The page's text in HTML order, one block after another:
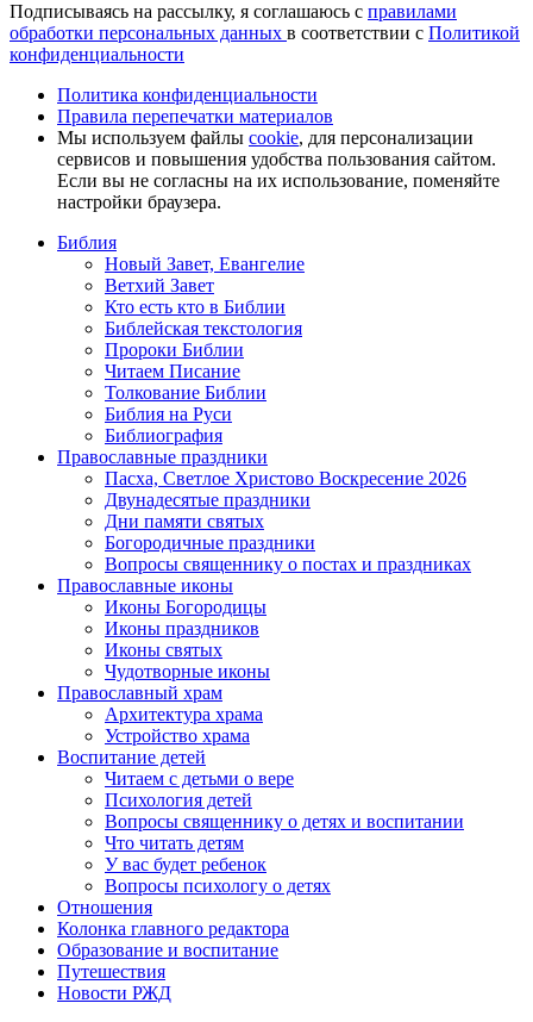
Подписываясь на рассылку, я соглашаюсь с правилами
обработки персональных данных в соответствии с Политикой
конфиденциальности
Политика конфиденциальности
Правила перепечатки материалов
Мы используем файлы cookie, для персонализации
сервисов и повышения удобства пользования сайтом.
Если вы не согласны на их использование, поменяйте
настройки браузера.
Библия
Новый Завет, Евангелие
Ветхий Завет
Кто есть кто в Библии
Библейская текстология
Пророки Библии
Читаем Писание
Толкование Библии
Библия на Руси
Библиография
Православные праздники
Пасха, Светлое Христово Воскресение 2026
Двунадесятые праздники
Дни памяти святых
Богородичные праздники
Вопросы священнику о постах и праздниках
Православные иконы
Иконы Богородицы
Иконы праздников
Иконы святых
Чудотворные иконы
Православный храм
Архитектура храма
Устройство храма
Воспитание детей
Читаем с детьми о вере
Психология детей
Вопросы священнику о детях и воспитании
Что читать детям
У вас будет ребенок
Вопросы психологу о детях
Отношения
Колонка главного редактора
Образование и воспитание
Путешествия
Новости РЖД